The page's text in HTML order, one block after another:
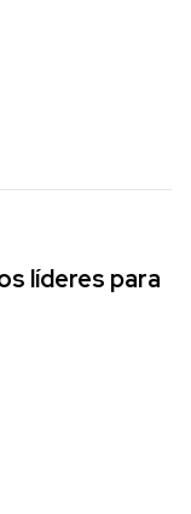
líderes para